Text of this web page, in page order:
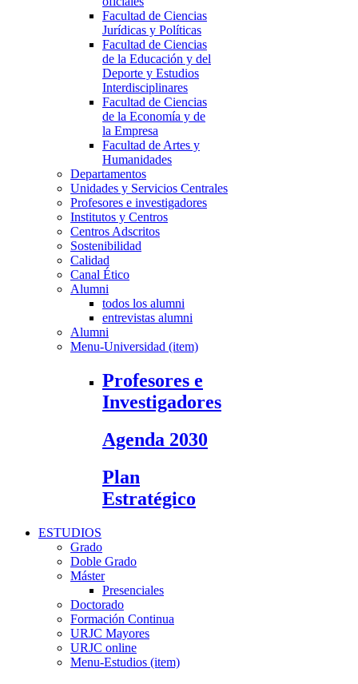
Facultad de Ciencias
Jurídicas y Políticas
Facultad de Ciencias
de la Educación y del
Deporte y Estudios
Interdisciplinares
Facultad de Ciencias
de la Economía y de
la Empresa
Facultad de Artes y
Humanidades
Departamentos
Unidades y Servicios Centrales
Profesores e investigadores
Institutos y Centros
Centros Adscritos
Sostenibilidad
Calidad
Canal Ético
Alumni
todos los alumni
entrevistas alumni
Alumni
Menu-Universidad (item)
Profesores e
Investigadores
Agenda 2030
Plan
Estratégico
ESTUDIOS
Grado
Doble Grado
Máster
Presenciales
Doctorado
Formación Continua
URJC Mayores
URJC online
Menu-Estudios (item)